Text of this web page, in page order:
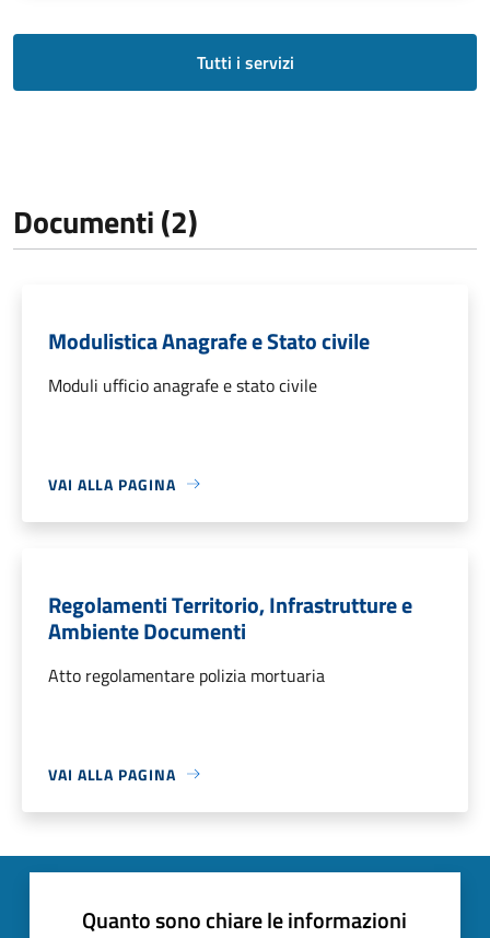
Tutti i servizi
Documenti (2)
Modulistica Anagrafe e Stato civile
Moduli ufficio anagrafe e stato civile
VAI ALLA PAGINA
Regolamenti Territorio, Infrastrutture e
Ambiente Documenti
Atto regolamentare polizia mortuaria
VAI ALLA PAGINA
Quanto sono chiare le informazioni